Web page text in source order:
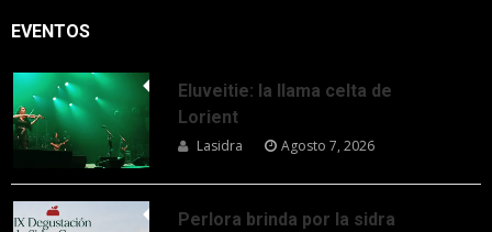
EVENTOS
Eluveitie: la llama celta de
Lorient
Lasidra Agosto 7, 2026
Perlora brinda por la sidra